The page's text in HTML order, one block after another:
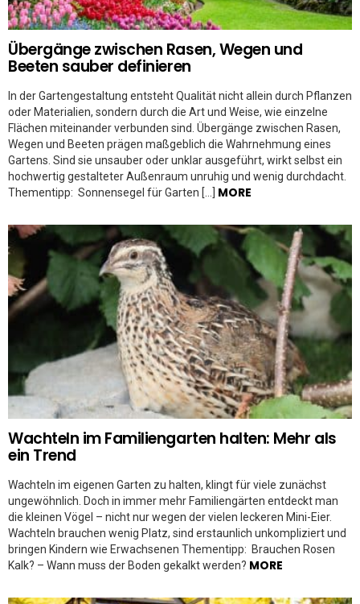
Übergänge zwischen Rasen, Wegen und
Beeten sauber definieren
In der Gartengestaltung entsteht Qualität nicht allein durch Pflanzen
oder Materialien, sondern durch die Art und Weise, wie einzelne
Flächen miteinander verbunden sind. Übergänge zwischen Rasen,
Wegen und Beeten prägen maßgeblich die Wahrnehmung eines
Gartens. Sind sie unsauber oder unklar ausgeführt, wirkt selbst ein
hochwertig gestalteter Außenraum unruhig und wenig durchdacht.
Thementipp: Sonnensegel für Garten […] MORE
Wachteln im Familiengarten halten: Mehr als
ein Trend
Wachteln im eigenen Garten zu halten, klingt für viele zunächst
ungewöhnlich. Doch in immer mehr Familiengärten entdeckt man
die kleinen Vögel – nicht nur wegen der vielen leckeren Mini-Eier.
Wachteln brauchen wenig Platz, sind erstaunlich unkompliziert und
bringen Kindern wie Erwachsenen Thementipp: Brauchen Rosen
Kalk? – Wann muss der Boden gekalkt werden? MORE